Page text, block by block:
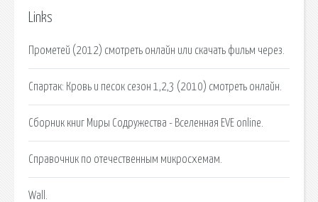
Links
Прометей (2012) смотреть онлайн или скачать фильм через.
Спартак: Кровь и песок сезон 1,2,3 (2010) смотреть онлайн.
Сборник книг Миры Содружества - Вселенная EVE online.
Справочник по отечественным микросхемам.
Wall.